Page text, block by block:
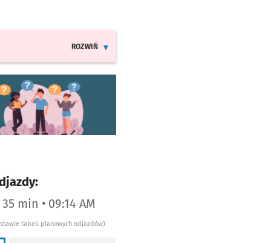
ROZWIŃ
się w nowej karcie
min • 09:14 AM
tabeli planowych odjazdów)